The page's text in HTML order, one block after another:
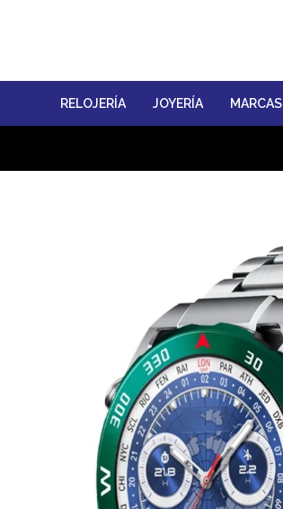
RELOJERÍA JOYERÍA MARCAS